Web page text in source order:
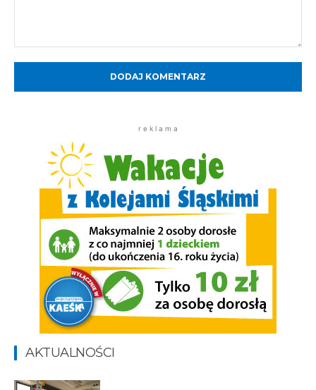
r e k l a m a
AKTUALNOŚCI